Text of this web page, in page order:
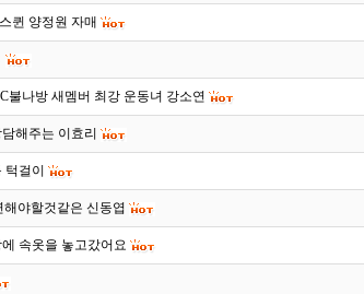
퀸 양정원 자매
불나방 새멤버 최강 운동녀 강소연
해주는 이효리
걸이
야할것같은 신동엽
속옷을 놓고갔어요